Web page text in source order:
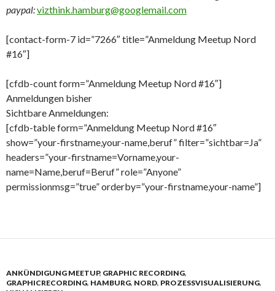
paypal:vizthink.hamburg@googlemail.com
[contact-form-7 id=”7266″ title=”Anmeldung Meetup Nord
#16″]
[cfdb-count form=”Anmeldung Meetup Nord #16″]
Anmeldungen bisher
Sichtbare Anmeldungen:
[cfdb-table form=”Anmeldung Meetup Nord #16″
show=”your-firstname,your-name,beruf” filter=”sichtbar=Ja”
headers=”your-firstname=Vorname,your-
name=Name,beruf=Beruf” role=”Anyone”
permissionmsg=”true” orderby=”your-firstname,your-name”]
ANKÜNDIGUNG MEETUP, GRAPHIC RECORDING,
GRAPHICRECORDING, HAMBURG, NORD, PROZESSVISUALISIERUNG,